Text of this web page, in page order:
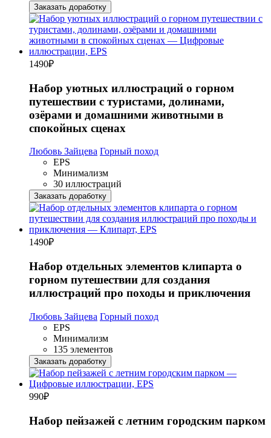
Заказать доработку
1490₽
Набор уютных иллюстраций о горном
путешествии с туристами, долинами,
озёрами и домашними животными в
спокойных сценах
Любовь Зайцева Горный поход
EPS
Минимализм
30 иллюстраций
Заказать доработку
1490₽
Набор отдельных элементов клипарта о
горном путешествии для создания
иллюстраций про походы и приключения
Любовь Зайцева Горный поход
EPS
Минимализм
135 элементов
Заказать доработку
990₽
Набор пейзажей с летним городским парком